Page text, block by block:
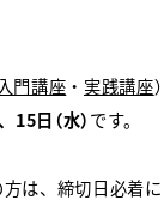
ン
入門講座 ・ 実践講座
15日（水）です。
は、締切日必着